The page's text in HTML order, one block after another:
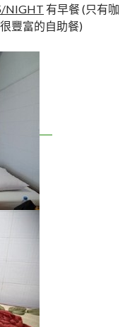
NIGHT 有早餐 (只有咖
豐富的自助餐)